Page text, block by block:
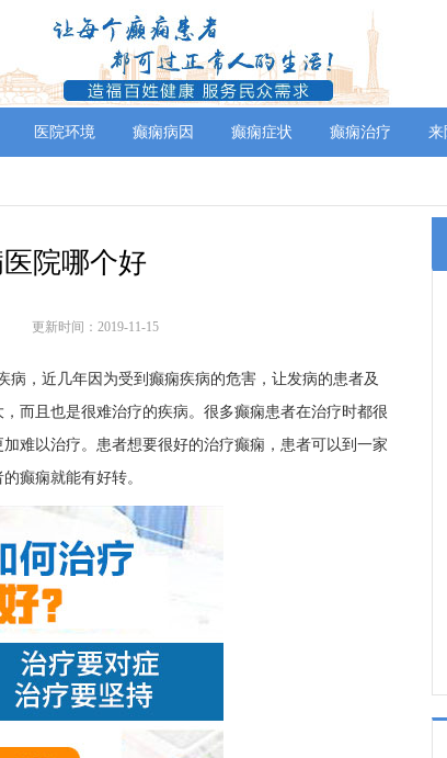
医院环境 癫痫病因 癫痫症状 癫痫治疗 来
院哪个好
更新时间：2019-11-15
，近几年因为受到癫痫疾病的危害，让发病的患者及
而且也是很难治疗的疾病。很多癫痫患者在治疗时都很
难以治疗。患者想要很好的治疗癫痫，患者可以到一家
癫痫就能有好转。